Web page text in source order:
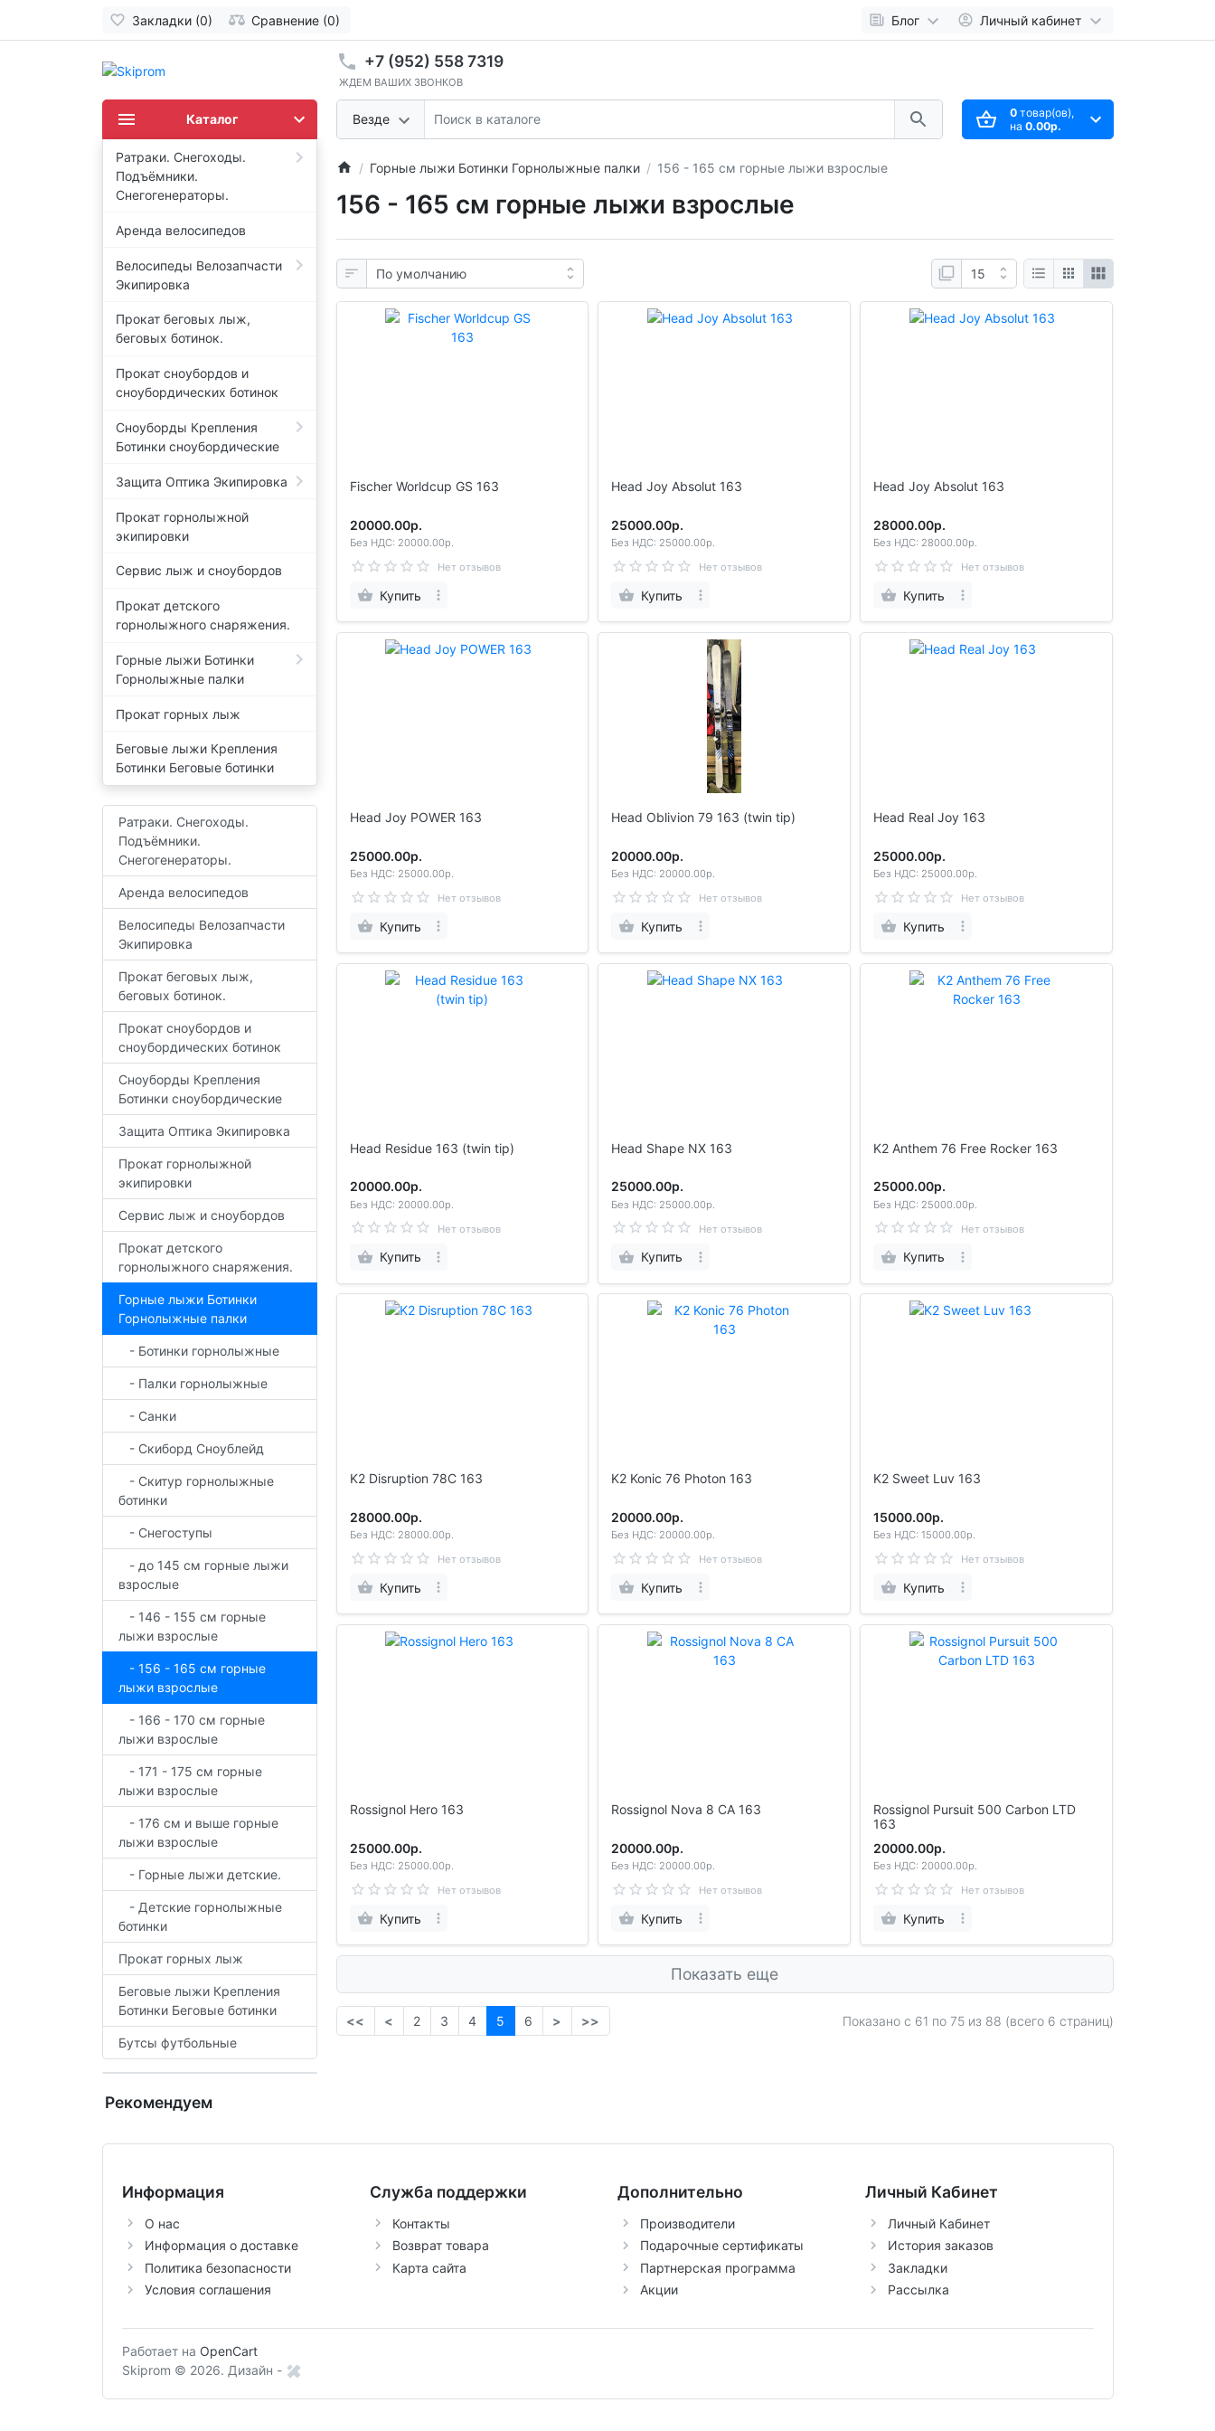
Закладки (0) Сравнение (0) Блог Личный кабинет
+7 (952) 558 7319
ЖДЕМ ВАШИХ ЗВОНКОВ
Везде 0товар(ов),
на 0.00р.
Каталог
Ратраки. Снегоходы.
Подъёмники.
Снегогенераторы.
Аренда велосипедов
Велосипеды Велозапчасти
Экипировка
Прокат беговых лыж,
беговых ботинок.
Прокат сноубордов и
сноубордических ботинок
Сноуборды Крепления
Ботинки сноубордические
Защита Оптика Экипировка
Прокат горнолыжной
экипировки
Сервис лыж и сноубордов
Прокат детского
горнолыжного снаряжения.
Горные лыжи Ботинки
Горнолыжные палки
Прокат горных лыж
Беговые лыжи Крепления
Ботинки Беговые ботинки
Ратраки. Снегоходы.
Подъёмники.
Снегогенераторы.
Аренда велосипедов
Велосипеды Велозапчасти
Экипировка
Прокат беговых лыж,
беговых ботинок.
Прокат сноубордов и
сноубордических ботинок
Сноуборды Крепления
Ботинки сноубордические
Защита Оптика Экипировка
Прокат горнолыжной
экипировки
Сервис лыж и сноубордов
Прокат детского
горнолыжного снаряжения.
Горные лыжи Ботинки
Горнолыжные палки
- Ботинки горнолыжные
- Палки горнолыжные
- Санки
- Скиборд Сноублейд
- Скитур горнолыжные
ботинки
- Снегоступы
- до 145 см горные лыжи
взрослые
- 146 - 155 см горные
лыжи взрослые
- 156 - 165 см горные
лыжи взрослые
- 166 - 170 см горные
лыжи взрослые
- 171 - 175 см горные
лыжи взрослые
- 176 см и выше горные
лыжи взрослые
- Горные лыжи детские.
- Детские горнолыжные
ботинки
Прокат горных лыж
Беговые лыжи Крепления
Ботинки Беговые ботинки
Бутсы футбольные
Рекомендуем
Горные лыжи Ботинки Горнолыжные палки 156 - 165 см горные лыжи взрослые
156 - 165 см горные лыжи взрослые
Fischer Worldcup GS 163
20000.00р.
Без НДС: 20000.00р.
Нет отзывов
Купить
Head Joy Absolut 163
25000.00р.
Без НДС: 25000.00р.
Нет отзывов
Купить
Head Joy Absolut 163
28000.00р.
Без НДС: 28000.00р.
Нет отзывов
Купить
Head Joy POWER 163
25000.00р.
Без НДС: 25000.00р.
Нет отзывов
Купить
Head Oblivion 79 163 (twin tip)
20000.00р.
Без НДС: 20000.00р.
Нет отзывов
Купить
Head Real Joy 163
25000.00р.
Без НДС: 25000.00р.
Нет отзывов
Купить
Head Residue 163 (twin tip)
20000.00р.
Без НДС: 20000.00р.
Нет отзывов
Купить
Head Shape NX 163
25000.00р.
Без НДС: 25000.00р.
Нет отзывов
Купить
K2 Anthem 76 Free Rocker 163
25000.00р.
Без НДС: 25000.00р.
Нет отзывов
Купить
K2 Disruption 78C 163
28000.00р.
Без НДС: 28000.00р.
Нет отзывов
Купить
K2 Konic 76 Photon 163
20000.00р.
Без НДС: 20000.00р.
Нет отзывов
Купить
K2 Sweet Luv 163
15000.00р.
Без НДС: 15000.00р.
Нет отзывов
Купить
Rossignol Hero 163
25000.00р.
Без НДС: 25000.00р.
Нет отзывов
Купить
Rossignol Nova 8 CA 163
20000.00р.
Без НДС: 20000.00р.
Нет отзывов
Купить
Rossignol Pursuit 500 Carbon LTD
163
20000.00р.
Без НДС: 20000.00р.
Нет отзывов
Купить
Показать еще
Показано с 61 по 75из 88 (всего 6 страниц)
<< < 2 3 4 5 6 > >>
Информация
О нас
Информация о доставке
Политика безопасности
Условия соглашения
Служба поддержки
Контакты
Возврат товара
Карта сайта
Дополнительно
Производители
Подарочные сертификаты
Партнерская программа
Акции
Личный Кабинет
Личный Кабинет
История заказов
Закладки
Рассылка
Работает на OpenCart
Skiprom © 2026. Дизайн -